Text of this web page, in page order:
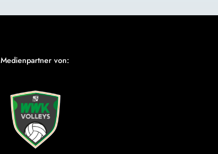
Medienpartner von: